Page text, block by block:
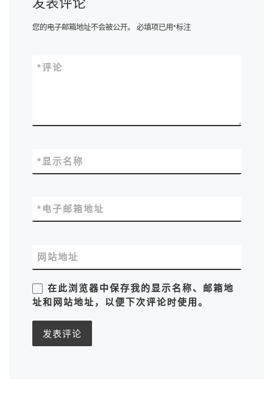
您的电子邮箱地址不会被公开。 必填项已用*标注
评论
*
显示名称
*
电子邮箱地址
*
网站地址
在此浏览器中保存我的显示名称、邮箱地
址和网站地址，以便下次评论时使用。